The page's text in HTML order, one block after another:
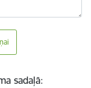
sadaļā: